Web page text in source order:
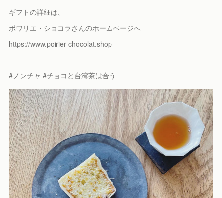
ギフトの詳細は、
ポワリエ・ショコラさんのホームページへ
https://www.poirier-chocolat.shop
#ノンチャ #チョコと台湾茶は合う